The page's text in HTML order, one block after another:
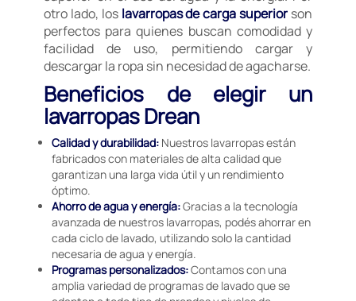
otro lado, los lavarropas de carga superior son
perfectos para quienes buscan comodidad y
facilidad de uso, permitiendo cargar y
descargar la ropa sin necesidad de agacharse.
Beneficios de elegir un
lavarropas Drean
Calidad y durabilidad: Nuestros lavarropas están
fabricados con materiales de alta calidad que
garantizan una larga vida útil y un rendimiento
óptimo.
Ahorro de agua y energía:Gracias a la tecnología
avanzada de nuestros lavarropas, podés ahorrar en
cada ciclo de lavado, utilizando solo la cantidad
necesaria de agua y energía.
Programas personalizados:Contamos con una
amplia variedad de programas de lavado que se